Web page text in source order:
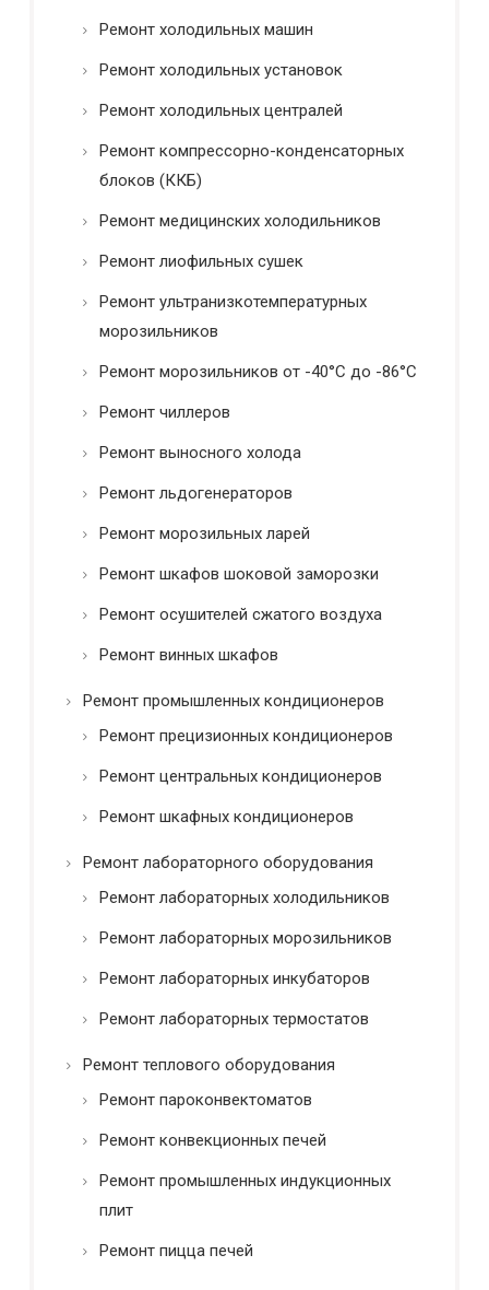
Ремонт холодильных машин
Ремонт холодильных установок
Ремонт холодильных централей
Ремонт компрессорно-конденсаторных
блоков (ККБ)
Ремонт медицинских холодильников
Ремонт лиофильных сушек
Ремонт ультранизкотемпературных
морозильников
Ремонт морозильников от -40°C до -86°C
Ремонт чиллеров
Ремонт выносного холода
Ремонт льдогенераторов
Ремонт морозильных ларей
Ремонт шкафов шоковой заморозки
Ремонт осушителей сжатого воздуха
Ремонт винных шкафов
Ремонт промышленных кондиционеров
Ремонт прецизионных кондиционеров
Ремонт центральных кондиционеров
Ремонт шкафных кондиционеров
Ремонт лабораторного оборудования
Ремонт лабораторных холодильников
Ремонт лабораторных морозильников
Ремонт лабораторных инкубаторов
Ремонт лабораторных термостатов
Ремонт теплового оборудования
Ремонт пароконвектоматов
Ремонт конвекционных печей
Ремонт промышленных индукционных
плит
Ремонт пицца печей